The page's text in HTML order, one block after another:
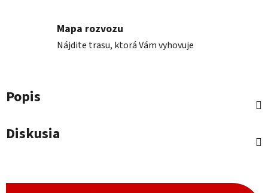
Mapa rozvozu
Nájdite trasu, ktorá Vám vyhovuje
Popis
Diskusia